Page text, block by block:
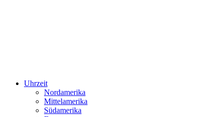
Uhrzeit
Nordamerika
Mittelamerika
Südamerika